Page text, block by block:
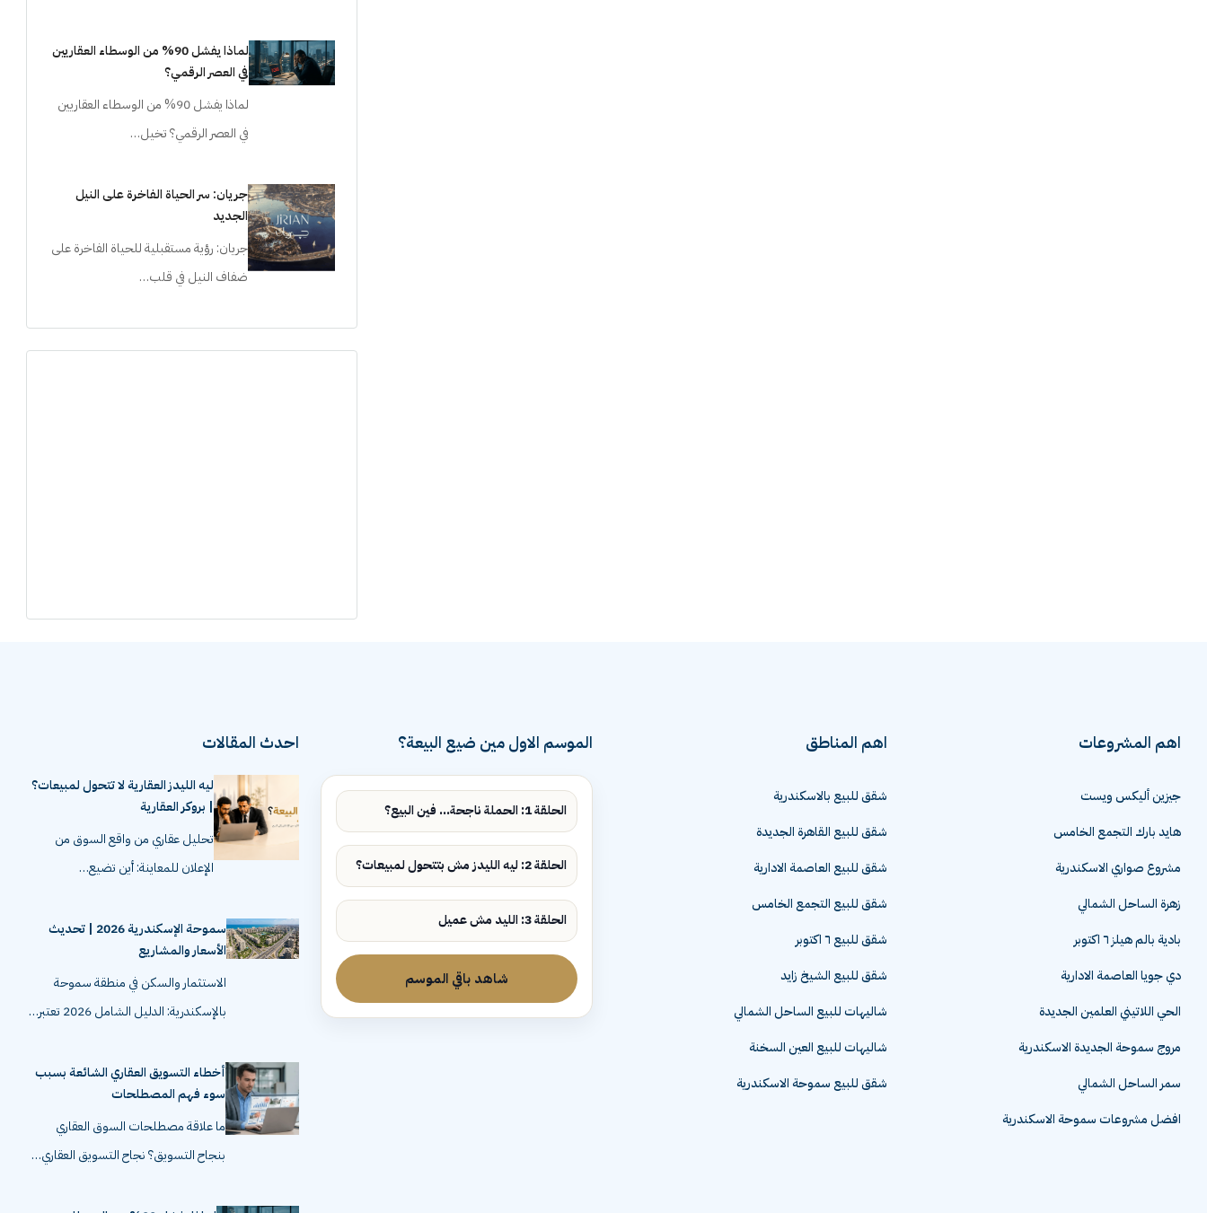
لماذا يفشل 90% من الوسطاء العقاريين
في العصر الرقمي؟
لماذا يفشل 90% من الوسطاء العقاريين
في العصر الرقمي؟ تخيل…
جريان: سر الحياة الفاخرة على النيل
الجديد
جريان: رؤية مستقبلية للحياة الفاخرة على
ضفاف النيل في قلب…
اهم المشروعات
جيزين أليكس ويست
هايد بارك التجمع الخامس
مشروع صواري الاسكندرية
زهرة الساحل الشمالي
بادية بالم هيلز ٦ اكتوبر
دي جويا العاصمة الادارية
الحي اللاتيني العلمين الجديدة
مروج سموحة الجديدة الاسكندرية
سمر الساحل الشمالي
افضل مشروعات سموحة الاسكندرية
اهم المناطق
شقق للبيع بالاسكندرية
شقق للبيع القاهرة الجديدة
شقق للبيع العاصمة الادارية
شقق للبيع التجمع الخامس
شقق للبيع ٦ اكتوبر
شقق للبيع الشيخ زايد
شاليهات للبيع الساحل الشمالي
شاليهات للبيع العين السخنة
شقق للبيع سموحة الاسكندرية
الموسم الاول مين ضيع البيعة؟
الحلقة 1: الحملة ناجحة... فين البيع؟
الحلقة 2: ليه الليدز مش بتتحول لمبيعات؟
الحلقة 3: الليد مش عميل
شاهد باقي الموسم
احدث المقالات
ليه الليدز العقارية لا تتحول لمبيعات؟
| بروكر العقارية
تحليل عقاري من واقع السوق من
الإعلان للمعاينة: أين تضيع…
سموحة الإسكندرية 2026 | تحديث
الأسعار والمشاريع
الاستثمار والسكن في منطقة سموحة
بالإسكندرية: الدليل الشامل 2026 تعتبر…
أخطاء التسويق العقاري الشائعة بسبب
سوء فهم المصطلحات
ما علاقة مصطلحات السوق العقاري
بنجاح التسويق؟ نجاح التسويق العقاري…